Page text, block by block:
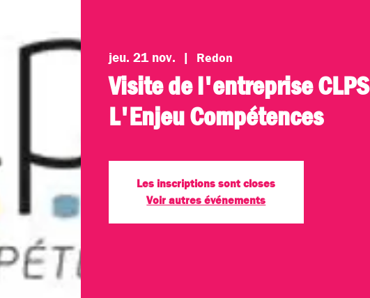
jeu. 21 nov.
  |
Redon
Visite de l'entreprise CLPS
L'Enjeu Compétences
Les inscriptions sont closes
Voir autres événements